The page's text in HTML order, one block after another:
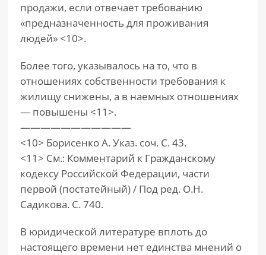
продажи, если отвечает требованию
«предназначенность для проживания
людей» <10>.
Более того, указывалось на то, что в
отношениях собственности требования к
жилищу снижены, а в наемных отношениях
— повышены <11>.
———————————
<10> Борисенко А. Указ. соч. С. 43.
<11> См.: Комментарий к Гражданскому
кодексу Российской Федерации, части
первой (постатейный) / Под ред. О.Н.
Садикова. С. 740.
В юридической литературе вплоть до
настоящего времени нет единства мнений о